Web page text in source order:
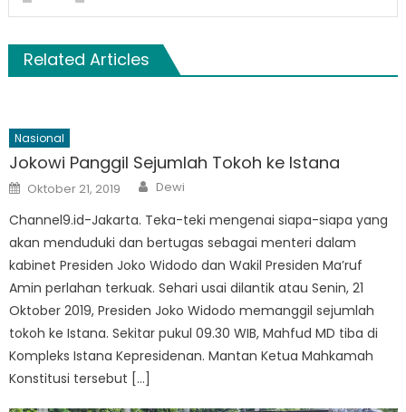
Related Articles
Nasional
Jokowi Panggil Sejumlah Tokoh ke Istana
Posted
on
Oktober 21, 2019 Author
Dewi
Channel9.id-Jakarta. Teka-teki mengenai siapa-siapa yang
akan menduduki dan bertugas sebagai menteri dalam
kabinet Presiden Joko Widodo dan Wakil Presiden Ma’ruf
Amin perlahan terkuak. Sehari usai dilantik atau Senin, 21
Oktober 2019, Presiden Joko Widodo memanggil sejumlah
tokoh ke Istana. Sekitar pukul 09.30 WIB, Mahfud MD tiba di
Kompleks Istana Kepresidenan. Mantan Ketua Mahkamah
Konstitusi tersebut […]